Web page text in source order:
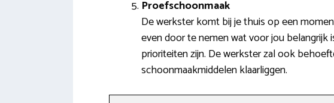
Proefschoonmaak
De werkster komt bij je thuis op een
even door te nemen wat voor jou
prioriteiten zijn. De werkster zal ook
schoonmaakmiddelen klaarliggen.